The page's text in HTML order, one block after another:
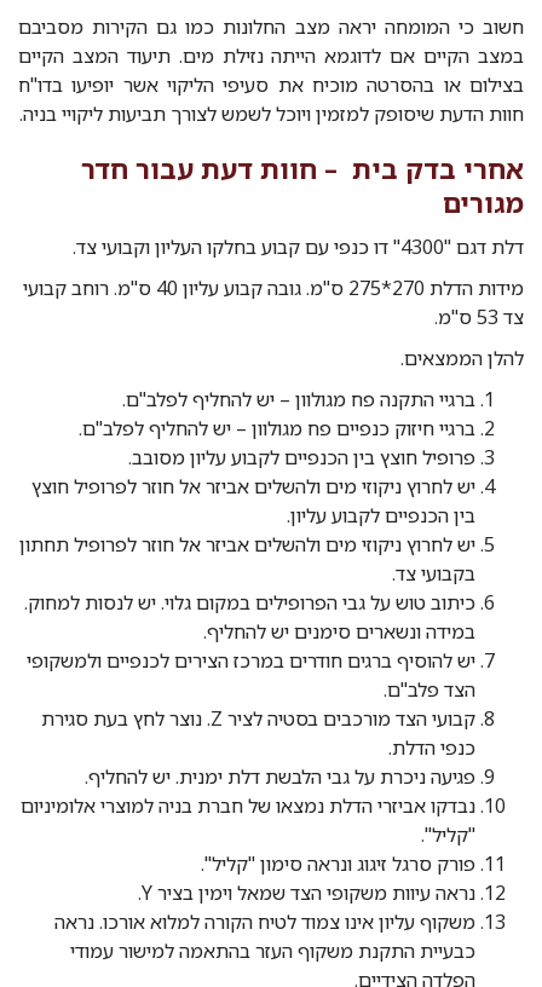
חשוב כי המומחה יראה מצב החלונות כמו גם הקירות מסביבם
במצב הקיים אם לדוגמא הייתה נזילת מים. תיעוד המצב הקיים
בצילום או בהסרטה מוכיח את סעיפי הליקוי אשר יופיעו בדו"ח
חוות הדעת שיסופק למזמין ויוכל לשמש לצורך תביעות ליקויי בניה.
אחרי בדק בית – חוות דעת עבור חדר
מגורים
דלת דגם "4300" דו כנפי עם קבוע בחלקו העליון וקבועי צד.
מידות הדלת 270*275 ס"מ. גובה קבוע עליון 40 ס"מ. רוחב קבועי
צד 53 ס"מ.
להלן הממצאים.
ברגיי התקנה פח מגולוון – יש להחליף לפלב"ם.
ברגיי חיזוק כנפיים פח מגולוון – יש להחליף לפלב"ם.
פרופיל חוצץ בין הכנפיים לקבוע עליון מסובב.
יש לחרוץ ניקוזי מים ולהשלים אביזר אל חוזר לפרופיל חוצץ
בין הכנפיים לקבוע עליון.
יש לחרוץ ניקוזי מים ולהשלים אביזר אל חוזר לפרופיל תחתון
בקבועי צד.
כיתוב טוש על גבי הפרופילים במקום גלוי. יש לנסות למחוק.
במידה ונשארים סימנים יש להחליף.
יש להוסיף ברגים חודרים במרכז הצירים לכנפיים ולמשקופי
הצד פלב"ם.
קבועי הצד מורכבים בסטיה לציר Z. נוצר לחץ בעת סגירת
כנפי הדלת.
פגיעה ניכרת על גבי הלבשת דלת ימנית. יש להחליף.
נבדקו אביזרי הדלת נמצאו של חברת בניה למוצרי אלומיניום
"קליל".
פורק סרגל זיגוג ונראה סימון "קליל".
נראה עיוות משקופי הצד שמאל וימין בציר Y.
משקוף עליון אינו צמוד לטיח הקורה למלוא אורכו. נראה
כבעיית התקנת משקוף העזר בהתאמה למישור עמודי
הפלדה הצידיים.